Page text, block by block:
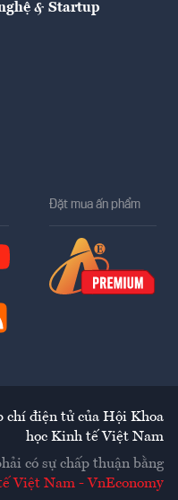
& Startup
Đặt mua ấn phẩm
chí điện tử của Hội Khoa
học Kinh tế Việt Nam
có sự chấp thuận bằng
Việt Nam - VnEconomy